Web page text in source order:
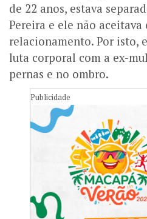
de 22 anos, estava
Pereira e ele não
relacionamento. Por isto,
luta corporal com a ex-
pernas e no ombro.
Publicidade